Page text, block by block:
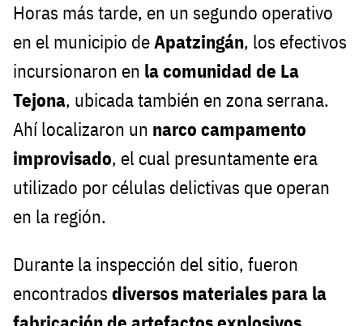
Horas más tarde, en un segundo operativo
en el municipio deApatzingán, los efectivos
incursionaron en la comunidad de La
Tejona, ubicada también en zona serrana.
Ahí localizaron un narco campamento
improvisado, el cual presuntamente era
utilizado por células delictivas que operan
en la región.
Durante la inspección del sitio, fueron
encontrados diversos materiales para la